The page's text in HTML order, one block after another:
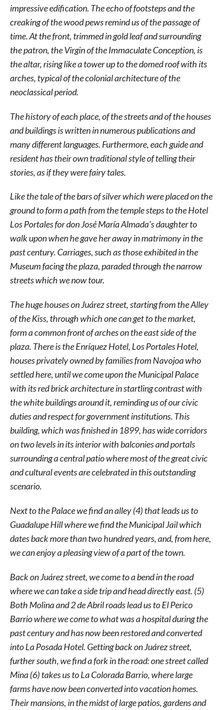
impressive edification. The echo of footsteps and the
creaking of the wood pews remind us of the passage of
time. At the front, trimmed in gold leaf and surrounding
the patron, the Virgin of the Immaculate Conception, is
the altar, rising like a tower up to the domed roof with its
arches, typical of the colonial architecture of the
neoclassical period.
The history of each place, of the streets and of the houses
and buildings is written in numerous publications and
many different languages. Furthermore, each guide and
resident has their own traditional style of telling their
stories, as if they were fairy tales.
Like the tale of the bars of silver which were placed on the
ground to form a path from the temple steps to the Hotel
Los Portales for don José María Almada’s daughter to
walk upon when he gave her away in matrimony in the
past century. Carriages, such as those exhibited in the
Museum facing the plaza, paraded through the narrow
streets which we now tour.
The huge houses on Juárez street, starting from the Alley
of the Kiss, through which one can get to the market,
form a common front of arches on the east side of the
plaza. There is the Enríquez Hotel, Los Portales Hotel,
houses privately owned by families from Navojoa who
settled here, until we come upon the Municipal Palace
with its red brick architecture in startling contrast with
the white buildings around it, reminding us of our civic
duties and respect for government institutions. This
building, which was finished in 1899, has wide corridors
on two levels in its interior with balconies and portals
surrounding a central patio where most of the great civic
and cultural events are celebrated in this outstanding
scenario.
Next to the Palace we find an alley (4) that leads us to
Guadalupe Hill where we find the Municipal Jail which
dates back more than two hundred years, and, from here,
we can enjoy a pleasing view of a part of the town.
Back on Juárez street, we come to a bend in the road
where we can take a side trip and head directly east. (5)
Both Molina and 2 de Abril roads lead us to El Perico
Barrio where we come to what was a hospital during the
past century and has now been restored and converted
into La Posada Hotel. Getting back on Juárez street,
further south, we find a fork in the road: one street called
Mina (6) takes us to La Colorada Barrio, where large
farms have now been converted into vacation homes.
Their mansions, in the midst of large patios, gardens and